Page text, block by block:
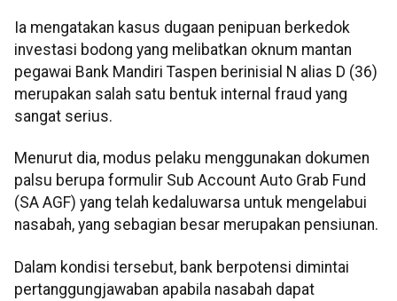
Ia mengatakan kasus dugaan penipuan berkedok
investasi bodong yang melibatkan oknum mantan
pegawai Bank Mandiri Taspen berinisial N alias D (36)
merupakan salah satu bentuk internal fraud yang
sangat serius.
Menurut dia, modus pelaku menggunakan dokumen
palsu berupa formulir Sub Account Auto Grab Fund
(SA AGF) yang telah kedaluwarsa untuk mengelabui
nasabah, yang sebagian besar merupakan pensiunan.
Dalam kondisi tersebut, bank berpotensi dimintai
pertanggungjawaban apabila nasabah dapat